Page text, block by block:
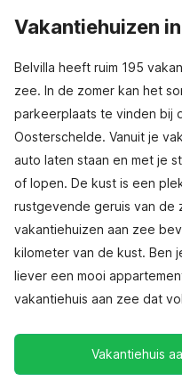
Vakantiehuizen
Belvilla heeft ruim 195
zee. In de zomer kan het
parkeerplaats te vinden bij
Oosterschelde. Vanuit je
auto laten staan en met je
of lopen. De kust is een
rustgevende geruis van de
vakantiehuizen aan zee
kilometer van de kust. Ben
liever een mooi
vakantiehuis aan zee dat
Vakantiehuis